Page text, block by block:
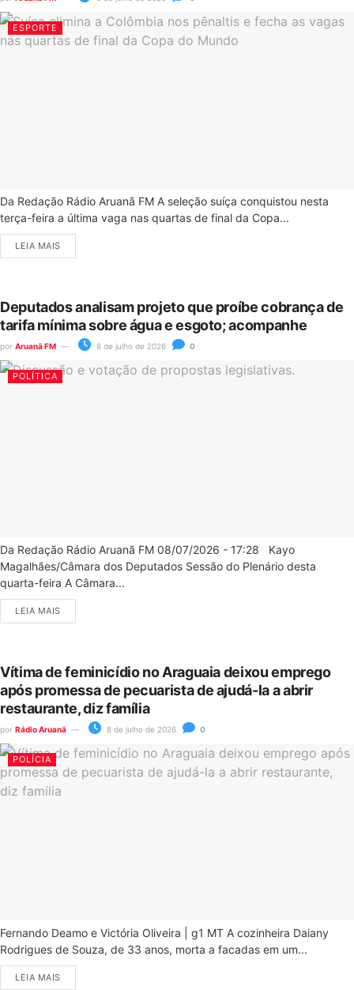
ESPORTE
Da Redação Rádio Aruanã FM A seleção suíça conquistou nesta
terça-feira a última vaga nas quartas de final da Copa...
LEIA MAIS
Deputados analisam projeto que proíbe cobrança de
tarifa mínima sobre água e esgoto; acompanhe
por Aruanã FM 8 de julho de 2026 0
POLÍTICA
Da Redação Rádio Aruanã FM 08/07/2026 - 17:28 Kayo
Magalhães/Câmara dos Deputados Sessão do Plenário desta
quarta-feira A Câmara...
LEIA MAIS
Vítima de feminicídio no Araguaia deixou emprego
após promessa de pecuarista de ajudá-la a abrir
restaurante, diz família
por Rádio Aruanã 8 de julho de 2026 0
POLÍCIA
Fernando Deamo e Victória Oliveira | g1 MT A cozinheira Daiany
Rodrigues de Souza, de 33 anos, morta a facadas em um...
LEIA MAIS